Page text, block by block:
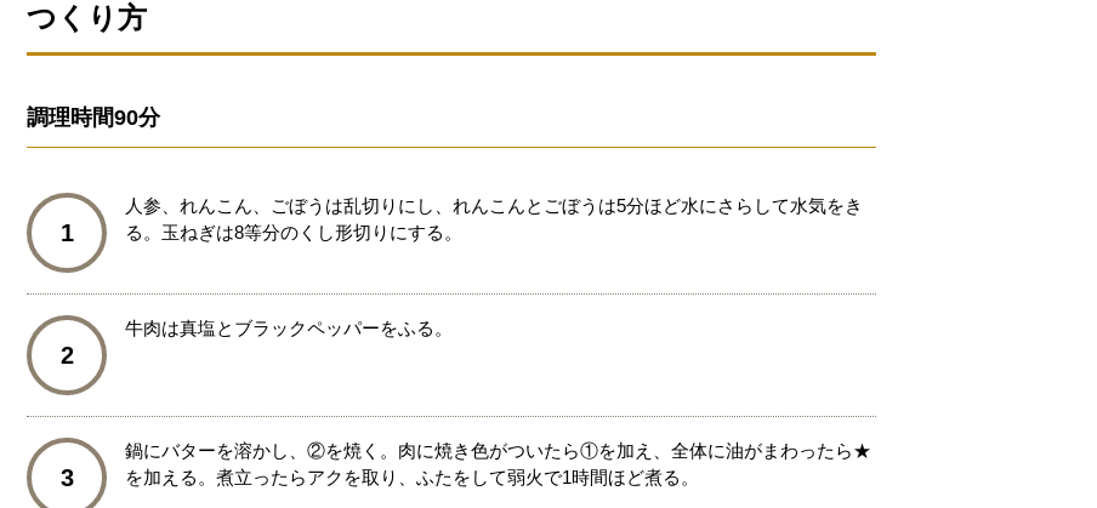
つくり方
調理時間90分
1
人参、れんこん、ごぼうは乱切りにし、れんこんとごぼうは5分ほど水にさらして水気をき
る。玉ねぎは8等分のくし形切りにする。
2
牛肉は真塩とブラックペッパーをふる。
3
鍋にバターを溶かし、②を焼く。肉に焼き色がついたら①を加え、全体に油がまわったら★
を加える。煮立ったらアクを取り、ふたをして弱火で1時間ほど煮る。